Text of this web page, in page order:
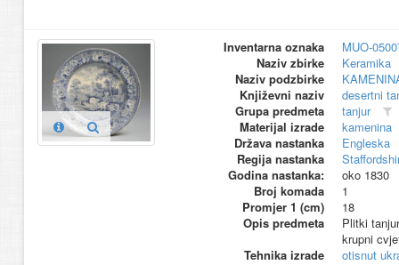
Inventarna oznaka
MUO-
Naziv zbirke
Keramika
Naziv podzbirke
Književni naziv
desertni
Grupa predmeta
tanjur
Materijal izrade
kamenina
Država nastanka
Engleska
Regija nastanka
Godina nastanka:
oko 1830
Broj komada
1
Promjer 1 (cm)
18
Opis predmeta
Plitki
krupni
Tehnika izrade
otisnut